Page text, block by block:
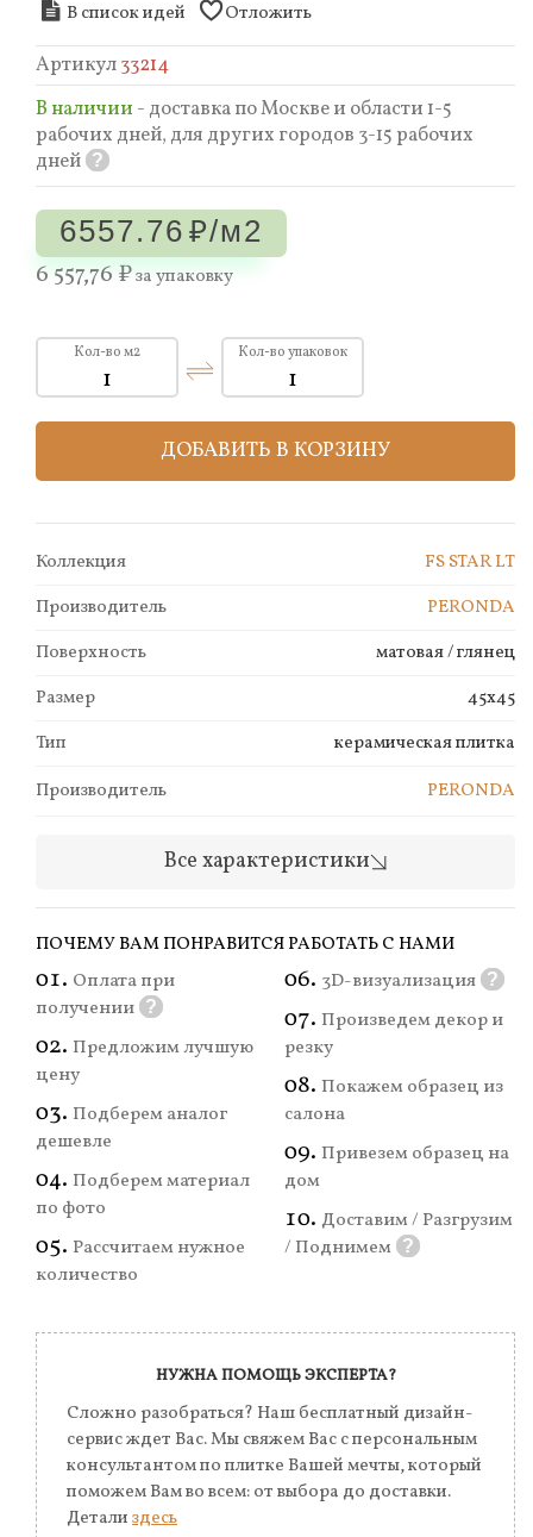
В список идей Отложить
Артикул33214
В наличии - доставка по Москве и области 1-5
рабочих дней, для других городов 3-15 рабочих
дней ?
6557.76 ₽/м2
6 557,76 ₽за упаковку
Кол-во м2 Кол-во упаковок
ДОБАВИТЬ В КОРЗИНУ
Коллекция
FS STAR LT
Производитель
PERONDA
Поверхность
матовая / глянец
Размер
45x45
Тип
керамическая плитка
Производитель
PERONDA
Все характеристики
ПОЧЕМУ ВАМ ПОНРАВИТСЯ РАБОТАТЬ С НАМИ
Оплата при
получении ?
Предложим лучшую
цену
Подберем аналог
дешевле
Подберем материал
по фото
Рассчитаем нужное
количество
3D-визуализация ?
Произведем декор и
резку
Покажем образец из
салона
Привезем образец на
дом
Доставим / Разгрузим
/ Поднимем ?
НУЖНА ПОМОЩЬ ЭКСПЕРТА?
Сложно разобраться? Наш бесплатный дизайн-
сервис ждет Вас. Мы свяжем Вас с персональным
консультантом по плитке Вашей мечты, который
поможем Вам во всем: от выбора до доставки.
Детализдесь